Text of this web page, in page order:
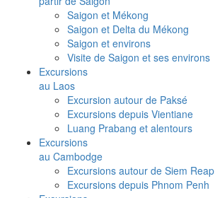
Saigon et Mékong
Saigon et Delta du Mékong
Saigon et environs
Visite de Saigon et ses environs
Excursions
au Laos
Excursion autour de Paksé
Excursions depuis Vientiane
Luang Prabang et alentours
Excursions
au Cambodge
Excursions autour de Siem Reap
Excursions depuis Phnom Penh